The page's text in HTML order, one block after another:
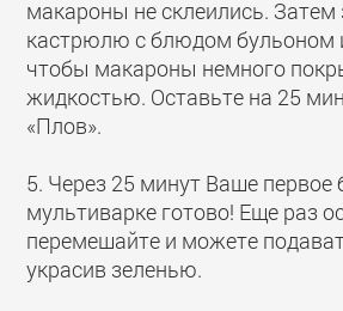
макароны не склеились. Затем
кастрюлю с блюдом бульоном
чтобы макароны немного
жидкостью. Оставьте на 25
«Плов».
5. Через 25 минут Ваше первое
мультиварке готово! Еще раз
перемешайте и можете
украсив зеленью.